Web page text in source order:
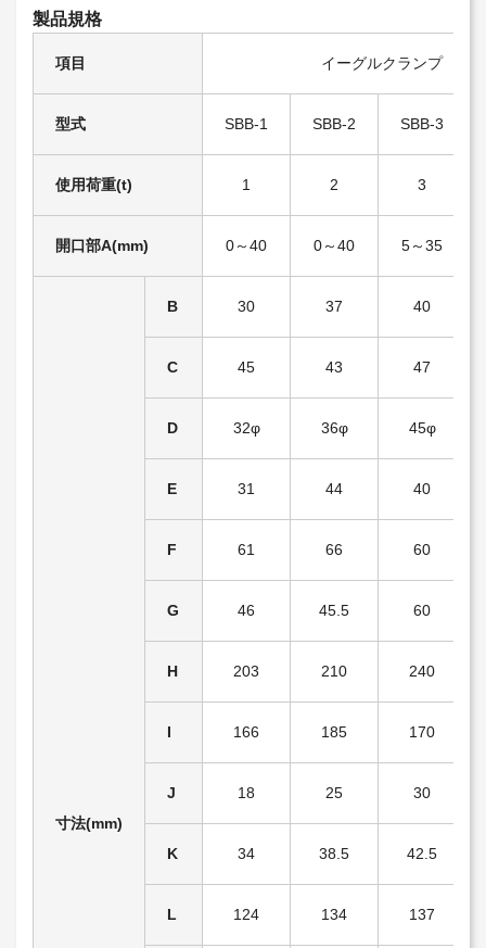
製品規格
項目 イーグルクランプ
型式 SBB-1 SBB-2 SBB-3
使用荷重(t) 1 2 3
開口部A(mm) 0～40 0～40 5～35
寸法(mm)
B 30 37 40
C 45 43 47
D 32φ 36φ 45φ
E 31 44 40
F 61 66 60
G 46 45.5 60
H 203 210 240
I 166 185 170
J 18 25 30
K 34 38.5 42.5
L 124 134 137